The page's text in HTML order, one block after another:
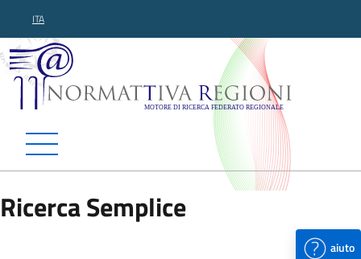
ITA
Normattiva Regioni -
Ricerca Semplice
aiuto